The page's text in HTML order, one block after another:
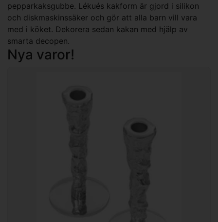
pepparkaksgubbe. Lékués kakform är gjord i silikon
och diskmaskinssäker och gör att alla barn vill vara
med i köket. Dekorera sedan kakan med hjälp av
smarta decopen.
Nya varor!